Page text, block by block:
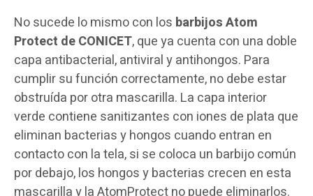
No sucede lo mismo con los barbijos Atom
Protect de CONICET, que ya cuenta con una doble
capa antibacterial, antiviral y antihongos. Para
cumplir su función correctamente, no debe estar
obstruída por otra mascarilla. La capa interior
verde contiene sanitizantes con iones de plata que
eliminan bacterias y hongos cuando entran en
contacto con la tela, si se coloca un barbijo común
por debajo, los hongos y bacterias crecen en esta
mascarilla y la AtomProtect no puede eliminarlos.